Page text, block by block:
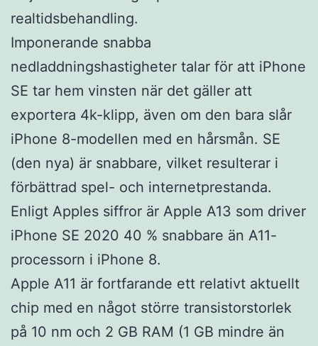
realtidsbehandling.
Imponerande snabba
nedladdningshastigheter talar för att iPhone
SE tar hem vinsten när det gäller att
exportera 4k-klipp, även om den bara slår
iPhone 8-modellen med en hårsmån. SE
(den nya) är snabbare, vilket resulterar i
förbättrad spel- och internetprestanda.
Enligt Apples siffror är Apple A13 som driver
iPhone SE 2020 40 % snabbare än A11-
processorn i iPhone 8.
Apple A11 är fortfarande ett relativt aktuellt
chip med en något större transistorstorlek
på 10 nm och 2 GB RAM (1 GB mindre än